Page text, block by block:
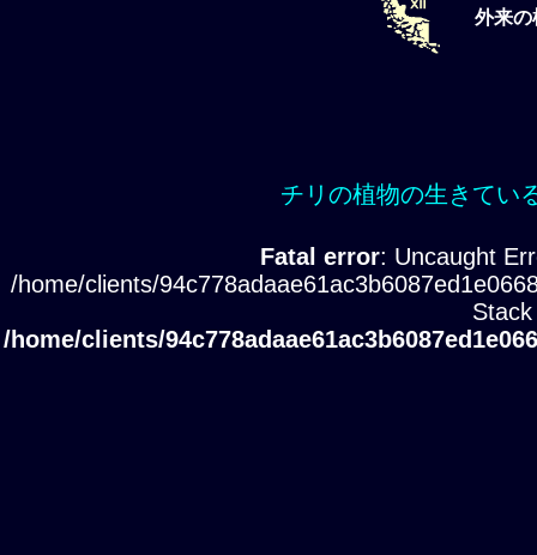
外来
チリの植物の生きてい
Fatal error: Uncaught
/home/clients/
/home/clients/